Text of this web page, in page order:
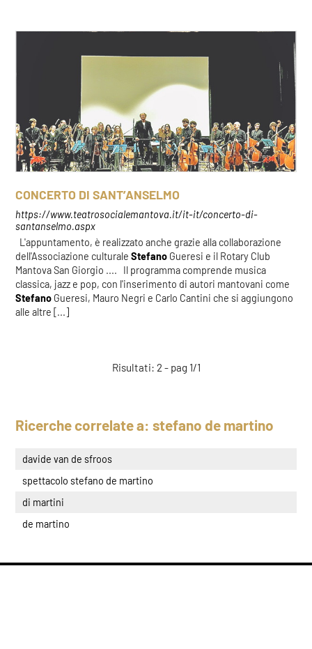
CONCERTO DI SANT’ANSELMO
https://www.teatrosocialemantova.it/it-it/concerto-di-
santanselmo.aspx
L'appuntamento, è realizzato anche grazie alla collaborazione
dell'Associazione culturaleStefano Gueresi e il Rotary Club
Mantova San Giorgio .... Il programma comprende musica
classica, jazz e pop, con l'inserimento di autori mantovani come
Stefano Gueresi, Mauro Negri e Carlo Cantini che si aggiungono
alle altre [...]
Risultati: 2 - pag 1/1
Ricerche correlate a:stefano de martino
davide van de sfroos
spettacolo stefano de martino
di martini
de martino